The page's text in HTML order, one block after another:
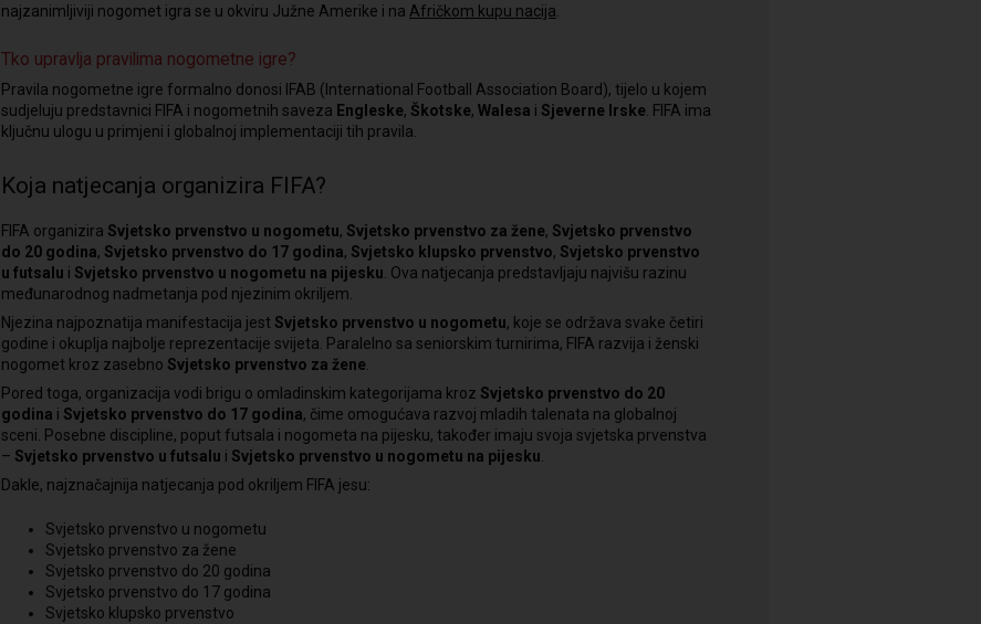
najzanimljiviji nogomet igra se u okviru Južne Amerike i na Afričkom kupu nacija
Tko upravlja pravilima nogometne igre?
Pravila nogometne igre formalno donosi IFAB (International Football Association Board), tijelo u kojem
sudjeluju predstavnici FIFA i nogometnih saveza Engleske, Škotske, Walesa i Sjeverne Irske. FIFA ima
ključnu ulogu u primjeni i globalnoj implementaciji tih pravila.
Koja natjecanja organizira FIFA?
FIFA organizira Svjetsko prvenstvo u nogometu, Svjetsko prvenstvo za žene, Svjetsko prvenstvo
do 20 godina, Svjetsko prvenstvo do 17 godina, Svjetsko klupsko prvenstvo, Svjetsko prvenstvo
u futsalu i Svjetsko prvenstvo u nogometu na pijesku. Ova natjecanja predstavljaju najvišu razinu
međunarodnog nadmetanja pod njezinim okriljem.
Njezina najpoznatija manifestacija jest Svjetsko prvenstvo u nogometu, koje se održava svake četiri
godine i okuplja najbolje reprezentacije svijeta. Paralelno sa seniorskim turnirima, FIFA razvija i ženski
nogomet kroz zasebno Svjetsko prvenstvo za žene.
Pored toga, organizacija vodi brigu o omladinskim kategorijama kroz Svjetsko prvenstvo do 20
godina i Svjetsko prvenstvo do 17 godina, čime omogućava razvoj mladih talenata na globalnoj
sceni. Posebne discipline, poput futsala i nogometa na pijesku, također imaju svoja svjetska prvenstva
– Svjetsko prvenstvo u futsalu i Svjetsko prvenstvo u nogometu na pijesku.
Dakle, najznačajnija natjecanja pod okriljem FIFA jesu:
Svjetsko prvenstvo u nogometu
Svjetsko prvenstvo za žene
Svjetsko prvenstvo do 20 godina
Svjetsko prvenstvo do 17 godina
Svjetsko klupsko prvenstvo